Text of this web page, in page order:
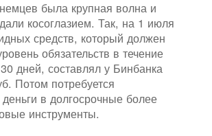
была крупная волна и
косоглазием. Так, на 1 июля
средств, который должен
обязательств в течение
дней, составлял у Бинбанка
Потом потребуется
в долгосрочные более
инструменты.